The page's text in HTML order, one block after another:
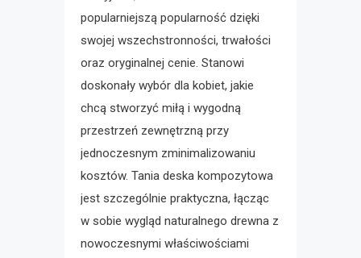
popularniejszą popularność dzięki
swojej wszechstronności, trwałości
oraz oryginalnej cenie. Stanowi
doskonały wybór dla kobiet, jakie
chcą stworzyć miłą i wygodną
przestrzeń zewnętrzną przy
jednoczesnym zminimalizowaniu
kosztów. Tania deska kompozytowa
jest szczególnie praktyczna, łącząc
w sobie wygląd naturalnego drewna z
nowoczesnymi właściwościami